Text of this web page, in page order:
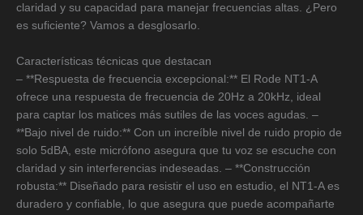
claridad y su capacidad para manejar frecuencias altas. ¿Pero
es suficiente? Vamos a desglosarlo.
Características técnicas que destacan
– **Respuesta de frecuencia excepcional:** El Rode NT1-A
ofrece una respuesta de frecuencia de 20Hz a 20kHz, ideal
para captar los matices más sutiles de las voces agudas. –
**Bajo nivel de ruido:** Con un increíble nivel de ruido propio de
solo 5dBA, este micrófono asegura que tu voz se escuche con
claridad y sin interferencias indeseadas. – **Construcción
robusta:** Diseñado para resistir el uso en estudio, el NT1-A es
duradero y confiable, lo que asegura que puede acompañarte